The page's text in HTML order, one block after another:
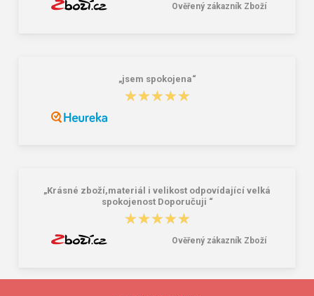
Ověřený zákazník Zboží
„jsem spokojena“
★★★★★
★★★★★
„Krásné zboží,materiál i velikost odpovídající velká
spokojenost Doporučuji “
★★★★★
★★★★★
Ověřený zákazník Zboží